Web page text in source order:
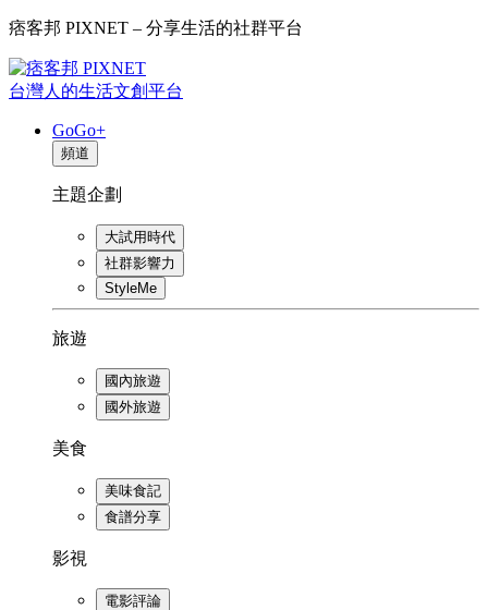
痞客邦 PIXNET – 分享生活的社群平台
台灣人的生活文創平台
GoGo+
頻道
主題企劃
大試用時代
社群影響力
StyleMe
旅遊
國內旅遊
國外旅遊
美食
美味食記
食譜分享
影視
電影評論